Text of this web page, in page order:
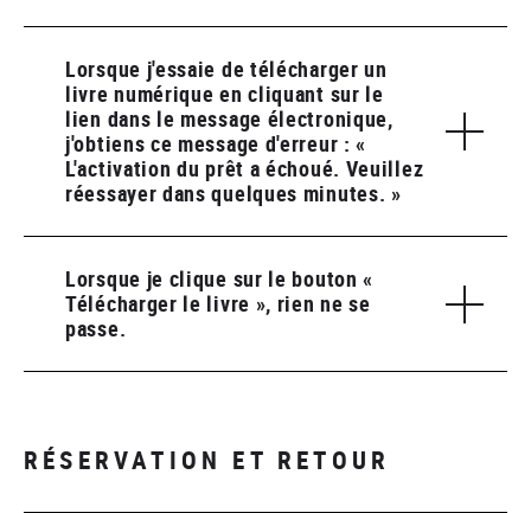
Lorsque j'essaie de télécharger un
livre numérique en cliquant sur le
lien dans le message électronique,
j'obtiens ce message d'erreur : «
L'activation du prêt a échoué. Veuillez
réessayer dans quelques minutes. »
Lorsque je clique sur le bouton «
Télécharger le livre », rien ne se
passe.
RÉSERVATION ET RETOUR